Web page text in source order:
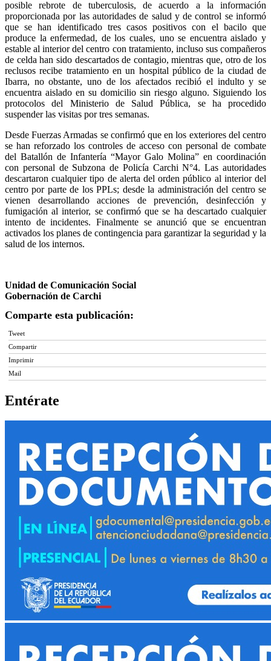
posible rebrote de tuberculosis, de acuerdo a la información
proporcionada por las autoridades de salud y de control se informó
que se han identificado tres casos positivos con el bacilo que
produce la enfermedad, de los cuales, uno se encuentra aislado y
estable al interior del centro con tratamiento, incluso sus compañeros
de celda han sido descartados de contagio, mientras que, otro de los
reclusos recibe tratamiento en un hospital público de la ciudad de
Ibarra, no obstante, uno de los afectados recibió el indulto y se
encuentra aislado en su domicilio sin riesgo alguno. Siguiendo los
protocolos del Ministerio de Salud Pública, se ha procedido
suspender las visitas por tres semanas.
Desde Fuerzas Armadas se confirmó que en los exteriores del centro
se han reforzado los controles de acceso con personal de combate
del Batallón de Infantería “Mayor Galo Molina” en coordinación
con personal de Subzona de Policía Carchi N°4. Las autoridades
descartaron cualquier tipo de alerta del orden público al interior del
centro por parte de los PPLs; desde la administración del centro se
vienen desarrollando acciones de prevención, desinfección y
fumigación al interior, se confirmó que se ha descartado cualquier
intento de incidentes. Finalmente se anunció que se encuentran
activados los planes de contingencia para garantizar la seguridad y la
salud de los internos.
Unidad de Comunicación Social
Gobernación de Carchi
Comparte esta publicación:
Tweet
Compartir
Imprimir
Mail
Entérate